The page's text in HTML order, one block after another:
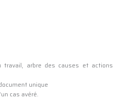
travail, arbre des causes et actions
unique
cas avéré.